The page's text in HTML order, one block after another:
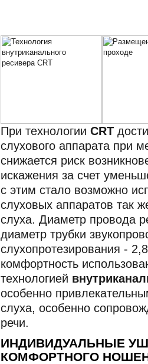
При технологии CRT
слухового аппарата при
снижается риск
искажения за счет
с этим стало возможно
слуховых аппаратов так
слуха. Диаметр провода
диаметр трубки
слухопротезирования -
комфортность
технологией
особенно
слуха, особенно
речи.
ИНДИВИДУАЛЬНЫЕ
КОМФОРТНОГО